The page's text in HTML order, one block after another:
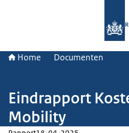
Home Documenten
Eindrapport
Mobility